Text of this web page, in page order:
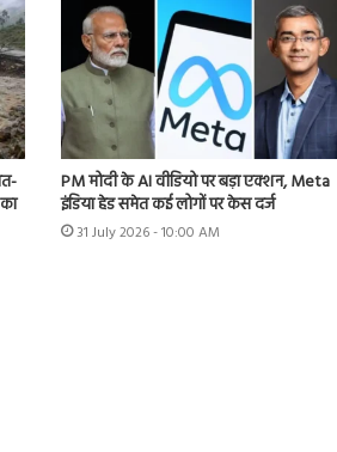
PM मोदी के AI वीडियो पर बड़ा एक्शन, Meta
इंडिया हेड समेत कई लोगों पर केस दर्ज
31 July 2026 - 10:00 AM